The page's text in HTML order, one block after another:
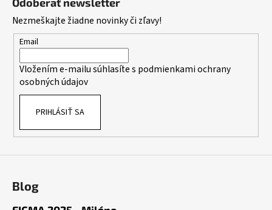
Nezmeškajte žiadne novinky či zľavy!
Email
Vložením e-mailu súhlasíte s podmienkami ochrany
osobných údajov
PRIHLÁSIŤ SA
Blog